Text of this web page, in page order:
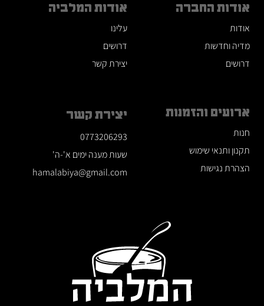
אודות החברה
אודות
מדיה וחדשות
דרושים
ארועים והזמנות
חנות
תקנון ותנאי שימוש
הצהרת נגישות
אודות המלביה
עלינו
דרושים
יצירת קשר
יצירת קשר
0773206293
שעות מענה ימים א'-ה'
hamalabiya@gmail.com